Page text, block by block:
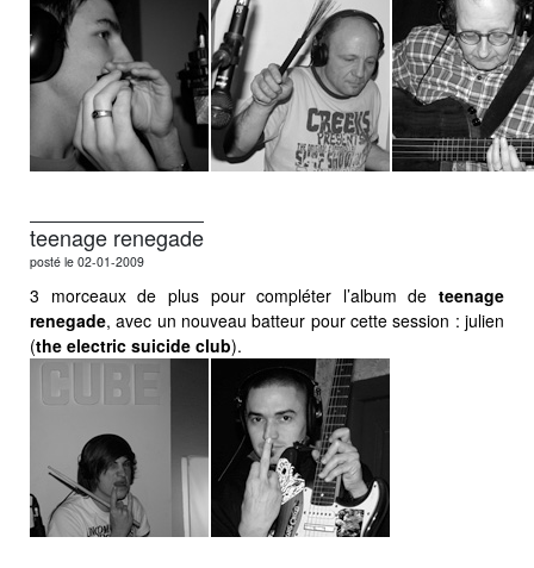
teenage renegade
posté le 02-01-2009
3 morceaux de plus pour compléter l’album de teenage
renegade, avec un nouveau batteur pour cette session : julien
(the electric suicide club).